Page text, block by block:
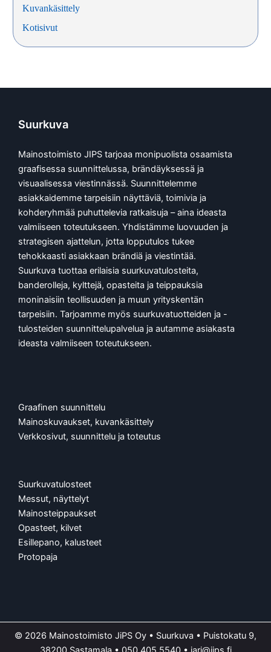
Kuvankäsittely
Kotisivut
Suurkuva
Mainostoimisto JIPS tarjoaa monipuolista osaamista
graafisessa suunnittelussa, brändäyksessä ja
visuaalisessa viestinnässä. Suunnittelemme
asiakkaidemme tarpeisiin näyttäviä, toimivia ja
kohderyhmää puhuttelevia ratkaisuja – aina ideasta
valmiiseen toteutukseen. Yhdistämme luovuuden ja
strategisen ajattelun, jotta lopputulos tukee
tehokkaasti asiakkaan brändiä ja viestintää.
Suurkuva tuottaa erilaisia suurkuvatulosteita,
banderolleja, kylttejä, opasteita ja teippauksia
moninaisiin teollisuuden ja muun yrityskentän
tarpeisiin. Tarjoamme myös suurkuvatuotteiden ja -
tulosteiden suunnittelupalvelua ja autamme asiakasta
ideasta valmiiseen toteutukseen.
Graafinen suunnittelu
Mainoskuvaukset, kuvankäsittely
Verkkosivut, suunnittelu ja toteutus
Suurkuvatulosteet
Messut, näyttelyt
Mainosteippaukset
Opasteet, kilvet
Esillepano, kalusteet
Protopaja
© 2026 Mainostoimisto JiPS Oy • Suurkuva • Puistokatu 9,